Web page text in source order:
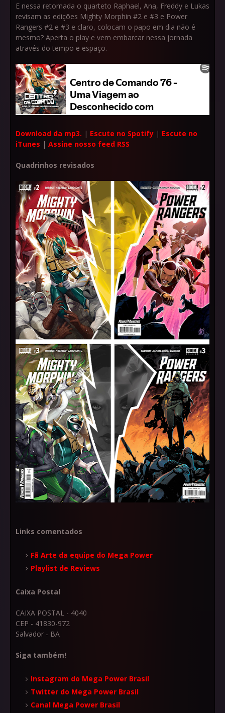
E nessa retomada o quarteto Raphael, Ana, Freddy e Lukas
revisam as edições Mighty Morphin #2 e #3 e Power
Rangers #2 e #3 e claro, colocam o papo em dia não é
mesmo? Aperta o play e vem embarcar nessa jornada
através do tempo e espaço.
Download da mp3. | Escute no Spotify | Escute no
iTunes | Assine nosso feed RSS
Quadrinhos revisados
Links comentados
Fã Arte da equipe do Mega Power
Playlist de Reviews
Caixa Postal
CAIXA POSTAL - 4040
CEP - 41830-972
Salvador - BA
Siga também!
Instagram do Mega Power Brasil
Twitter do Mega Power Brasil
Canal Mega Power Brasil